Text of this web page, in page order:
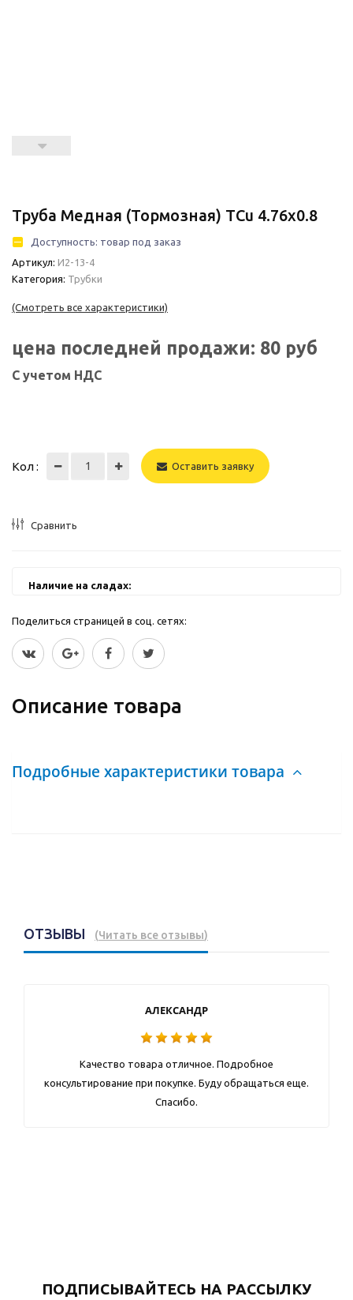
Труба Медная (тормозная) TCu 4.76x0.8
Доступность: товар под заказ
Артикул: И2-13-4
Категория: Трубки
(Смотреть все характеристики)
цена последней продажи: 80 руб
С учетом НДС
Кол : Оставить заявку
Сравнить
Наличие на сладах:
Поделиться страницей в соц. сетях:
Описание товара
Подробные характеристики товара
ОТЗЫВЫ (Читать все отзывы)
АЛЕКСАНДР
Качество товара отличное. Подробное
консультирование при покупке. Буду обращаться еще.
Спасибо.
ПОДПИСЫВАЙТЕСЬ НА РАССЫЛКУ